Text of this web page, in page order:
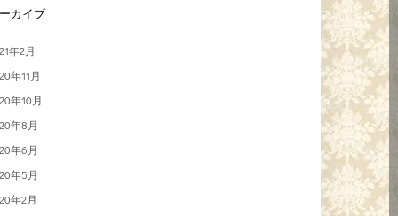
カイブ
年2月
年11月
年10月
年8月
年6月
年5月
年2月